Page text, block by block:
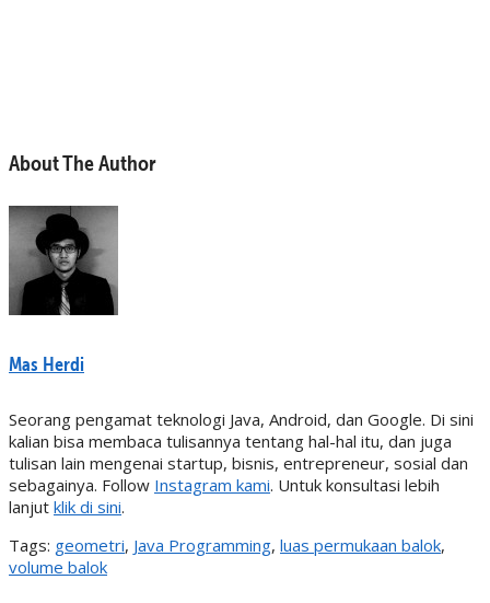
About The Author
Mas Herdi
Seorang pengamat teknologi Java, Android, dan Google. Di sini
kalian bisa membaca tulisannya tentang hal-hal itu, dan juga
tulisan lain mengenai startup, bisnis, entrepreneur, sosial dan
sebagainya. Follow Instagram kami. Untuk konsultasi lebih
lanjut klik di sini.
Tags: geometri, Java Programming, luas permukaan balok,
volume balok